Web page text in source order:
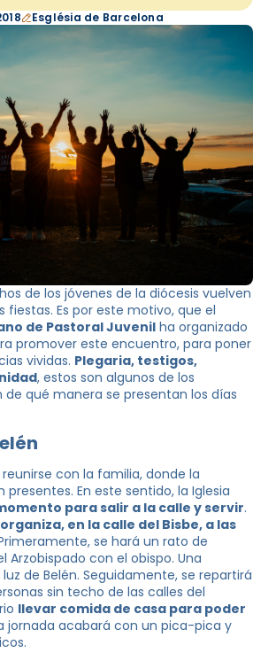
Església de Barcelona
de los jóvenes de la diócesis vuelven
fiestas. Es por este motivo, que el
de Pastoral Juvenil ha organizado
promover este encuentro, para poner
vividas. Plegaria, testigos,
, estos son algunos de los
qué manera se presentan los días
con la familia, donde la
En este sentido, la Iglesia
para salir a la calle y servir.
organiza, en la calle del Bisbe, a las
se hará un rato de
Arzobispado con el obispo. Una
de Belén. Seguidamente, se repartirá
sin techo de las calles del
llevar comida de casa para poder
jornada acabará con un pica-pica y